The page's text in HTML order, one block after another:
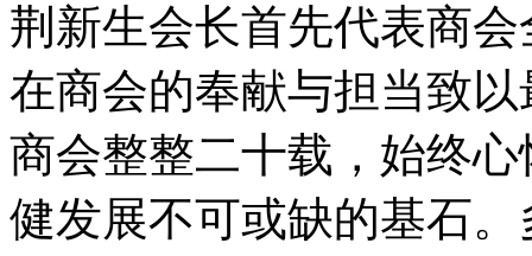
荆新生会长首先代表商
在商会的奉献与担当致
商会整整二十载，始终
健发展不可或缺的基石